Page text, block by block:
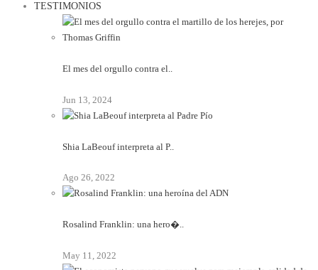
TESTIMONIOS
El mes del orgullo contra el..
Jun 13, 2024
Shia LaBeouf interpreta al P..
Ago 26, 2022
Rosalind Franklin: una hero�..
May 11, 2022